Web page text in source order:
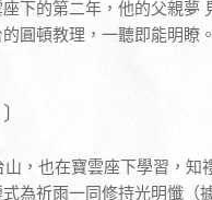
下的第二年，他的父親夢
圓頓教理，一聽即能明瞭
，也在寶雲座下學習，
為祈雨一同修持光明懺（